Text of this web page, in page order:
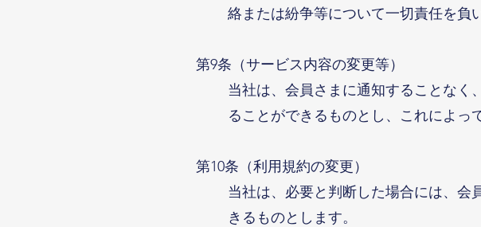
絡または紛争等について一切責任を負
第9条（サービス内容の変更等）
当社は、会員さまに通知することなく
ることができるものとし、これによっ
第10条（利用規約の変更）
当社は、必要と判断した場合には、会
きるものとします。